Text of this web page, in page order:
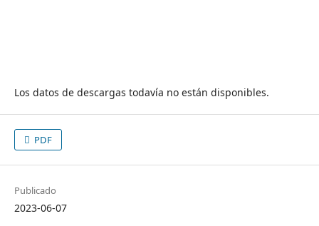
Los datos de descargas todavía no están disponibles.
PDF
Publicado
2023-06-07